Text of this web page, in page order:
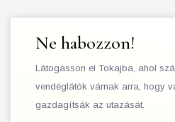
Ne habozzon!
Látogasson el Tokajba, ahol
vendéglátók várnak arra, hogy
gazdagítsák az utazását.